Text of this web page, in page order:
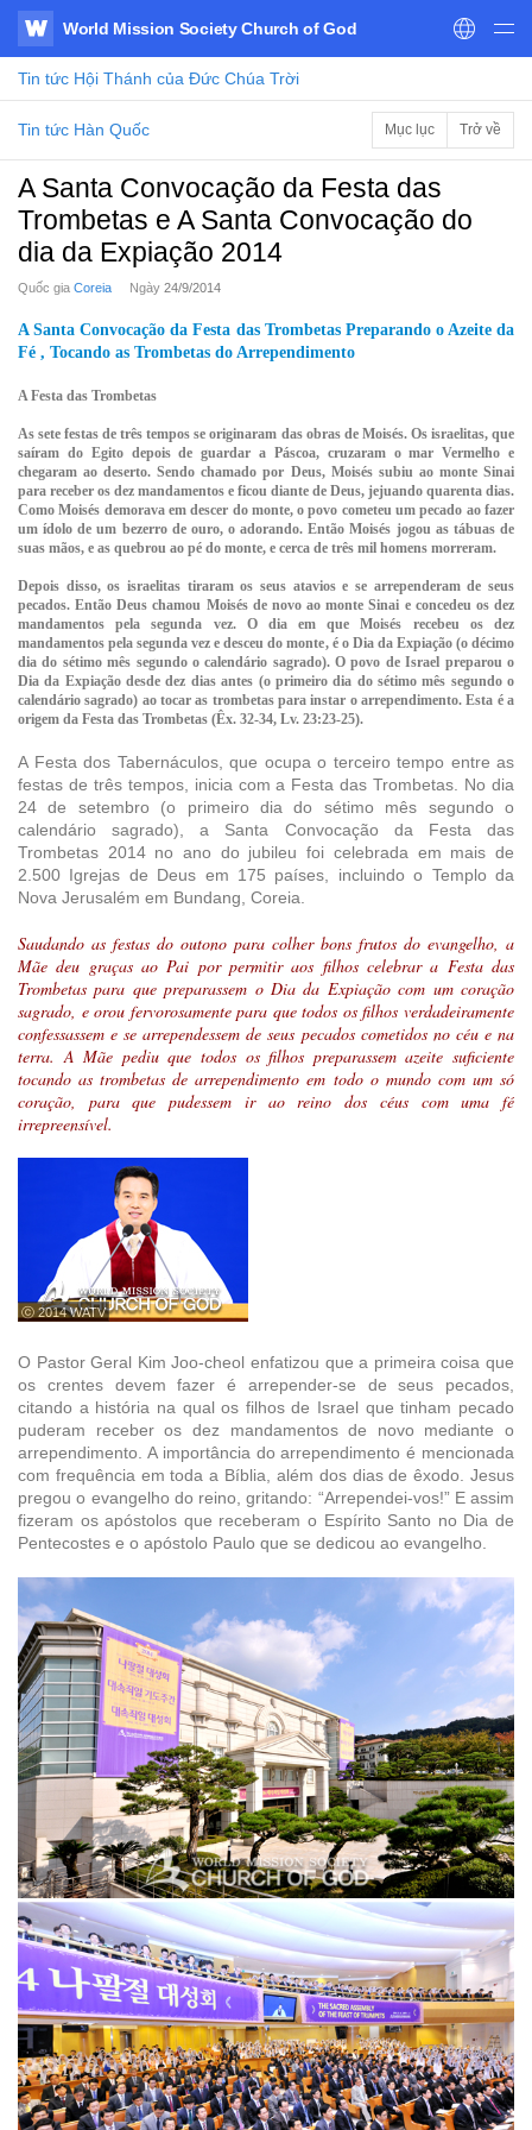
WATV
World Mission Society Church of God
Tin tức Hội Thánh của Đức Chúa Trời
Tin tức Hàn Quốc Mục lục Trở về
A Santa Convocação da Festa das
Trombetas e A Santa Convocação do
dia da Expiação 2014
Quốc gia Coreia Ngày 24/9/2014
A Santa Convocação da Festa das Trombetas Preparando o Azeite da
Fé , Tocando as Trombetas do Arrependimento
A Festa das Trombetas
As sete festas de três tempos se originaram das obras de Moisés. Os israelitas, que
saíram do Egito depois de guardar a Páscoa, cruzaram o mar Vermelho e
chegaram ao deserto. Sendo chamado por Deus, Moisés subiu ao monte Sinai
para receber os dez mandamentos e ficou diante de Deus, jejuando quarenta dias.
Como Moisés demorava em descer do monte, o povo cometeu um pecado ao fazer
um ídolo de um bezerro de ouro, o adorando. Então Moisés jogou as tábuas de
suas mãos, e as quebrou ao pé do monte, e cerca de três mil homens morreram.
Depois disso, os israelitas tiraram os seus atavios e se arrependeram de seus
pecados. Então Deus chamou Moisés de novo ao monte Sinai e concedeu os dez
mandamentos pela segunda vez. O dia em que Moisés recebeu os dez
mandamentos pela segunda vez e desceu do monte, é o Dia da Expiação (o décimo
dia do sétimo mês segundo o calendário sagrado). O povo de Israel preparou o
Dia da Expiação desde dez dias antes (o primeiro dia do sétimo mês segundo o
calendário sagrado) ao tocar as trombetas para instar o arrependimento. Esta é a
origem da Festa das Trombetas (Êx. 32-34, Lv. 23:23-25).
A Festa dos Tabernáculos, que ocupa o terceiro tempo entre as
festas de três tempos, inicia com a Festa das Trombetas. No dia
24 de setembro (o primeiro dia do sétimo mês segundo o
calendário sagrado), a Santa Convocação da Festa das
Trombetas 2014 no ano do jubileu foi celebrada em mais de
2.500 Igrejas de Deus em 175 países, incluindo o Templo da
Nova Jerusalém em Bundang, Coreia.
Saudando as festas do outono para colher bons frutos do evangelho, a
Mãe deu graças ao Pai por permitir aos filhos celebrar a Festa das
Trombetas para que preparassem o Dia da Expiação com um coração
sagrado, e orou fervorosamente para que todos os filhos verdadeiramente
confessassem e se arrependessem de seus pecados cometidos no céu e na
terra. A Mãe pediu que todos os filhos preparassem azeite suficiente
tocando as trombetas de arrependimento em todo o mundo com um só
coração, para que pudessem ir ao reino dos céus com uma fé
irrepreensível.
ⓒ 2014 WATV
O Pastor Geral Kim Joo-cheol enfatizou que a primeira coisa que
os crentes devem fazer é arrepender-se de seus pecados,
citando a história na qual os filhos de Israel que tinham pecado
puderam receber os dez mandamentos de novo mediante o
arrependimento. A importância do arrependimento é mencionada
com frequência em toda a Bíblia, além dos dias de êxodo. Jesus
pregou o evangelho do reino, gritando: “Arrependei-vos!” E assim
fizeram os apóstolos que receberam o Espírito Santo no Dia de
Pentecostes e o apóstolo Paulo que se dedicou ao evangelho.